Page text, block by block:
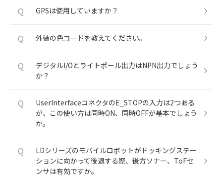
Q GPSは使用していますか？
Q 外装の色コードを教えてください。
Q
デジタルI/Oとライトポール出力はNPN出力でしょう
か？
Q
UserInterfaceコネクタのE_STOPの入力は2つある
が、この使い方は同時ON、同時OFFが基本でしょう
か。
Q
LDシリーズのモバイルロボットがドッキングステー
ションに向かって後退する際、後方ソナー、ToFセ
ンサは有効ですか。